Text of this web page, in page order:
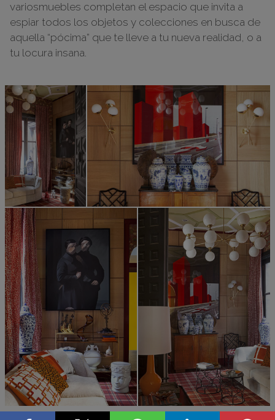
variosmuebles completan el espacio que invita a
espiar todos los objetos y colecciones en busca de
aquella “pócima” que te lleve a tu nueva realidad, o a
tu locura insana.